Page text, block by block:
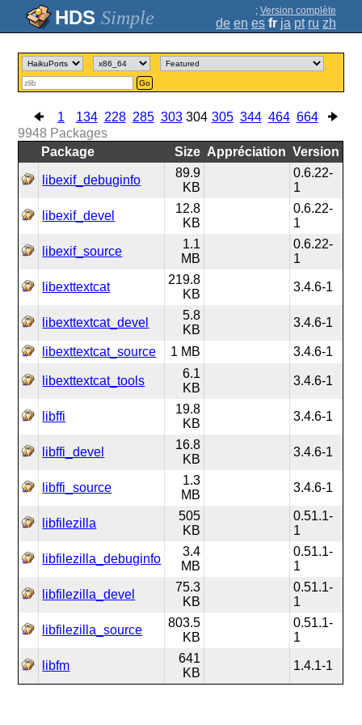
Simple ; Version complète
de en es fr ja pt ru zh
Go
1 134 228 285 303 304 305 344 464 664
9948 Packages
Package
Size Appréciation Version
libexif_debuginfo
89.9
KB
0.6.22-
1
libexif_devel
12.8
KB
0.6.22-
1
libexif_source
1.1
MB
0.6.22-
1
libexttextcat
219.8
KB
3.4.6-1
libexttextcat_devel
5.8
KB
3.4.6-1
libexttextcat_source 1 MB 3.4.6-1
libexttextcat_tools
6.1
KB
3.4.6-1
libffi
19.8
KB
3.4.6-1
libffi_devel
16.8
KB
3.4.6-1
libffi_source
1.3
MB
3.4.6-1
libfilezilla
505
KB
0.51.1-
1
libfilezilla_debuginfo
3.4
MB
0.51.1-
1
libfilezilla_devel
75.3
KB
0.51.1-
1
libfilezilla_source
803.5
KB
0.51.1-
1
libfm
641
KB
1.4.1-1